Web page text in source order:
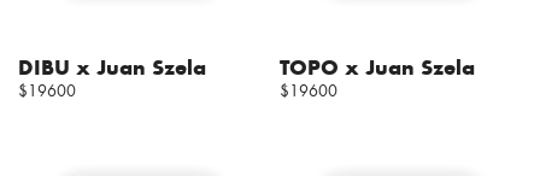
DIBU x Juan Szela
$19600
TOPO x Juan Szela
$19600